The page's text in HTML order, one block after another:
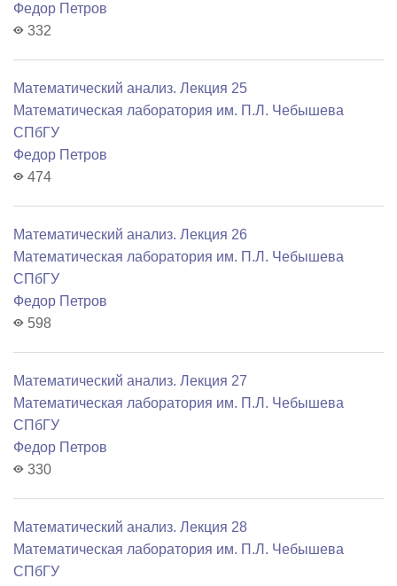
Федор Петров
332
Математический анализ. Лекция 25
Математичеcкая лаборатория им. П.Л. Чебышева
СПбГУ
Федор Петров
474
Математический анализ. Лекция 26
Математичеcкая лаборатория им. П.Л. Чебышева
СПбГУ
Федор Петров
598
Математический анализ. Лекция 27
Математичеcкая лаборатория им. П.Л. Чебышева
СПбГУ
Федор Петров
330
Математический анализ. Лекция 28
Математичеcкая лаборатория им. П.Л. Чебышева
СПбГУ